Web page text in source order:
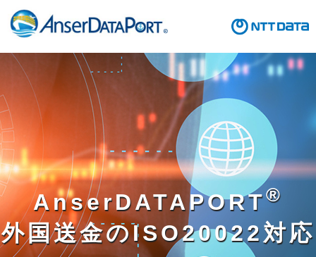
AnserDATAPORT®
外国送金のISO20022対応